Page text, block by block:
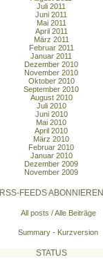
Juli 2011
Juni 2011
Mai 2011
April 2011
März 2011
Februar 2011
Januar 2011
Dezember 2010
November 2010
Oktober 2010
September 2010
August 2010
Juli 2010
Juni 2010
Mai 2010
April 2010
März 2010
Februar 2010
Januar 2010
Dezember 2009
November 2009
RSS-FEEDS ABONNIEREN
All posts / Alle Beiträge
Summary - Kurzversion
STATUS